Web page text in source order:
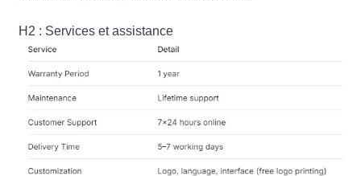
H2 : Services et assistance